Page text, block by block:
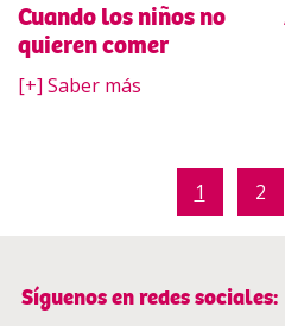
Cuando los niños no
quieren comer
[+] Saber más
1 2
Síguenos en redes sociales: